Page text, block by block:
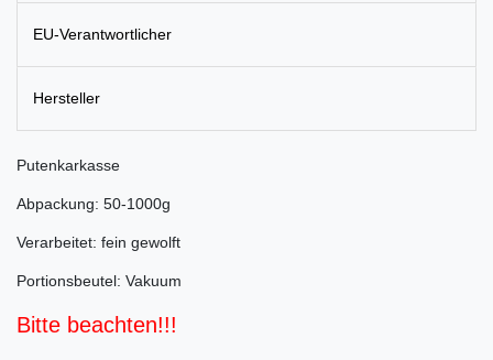
EU-Verantwortlicher
Hersteller
Putenkarkasse
Abpackung: 50-1000g
Verarbeitet: fein gewolft
Portionsbeutel: Vakuum
Bitte beachten!!!